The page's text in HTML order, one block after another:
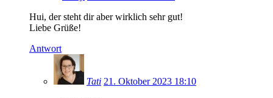
Hui, der steht dir aber wirklich sehr gut!
Liebe Grüße!
Antwort
Tati 21. Oktober 2023 18:10